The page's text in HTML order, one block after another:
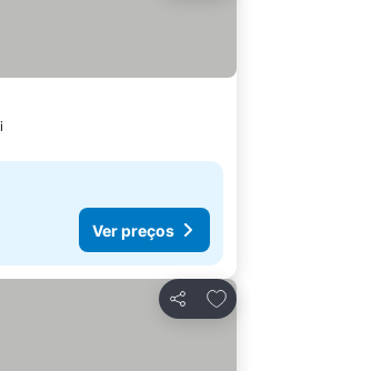
Ver preços
Partilhar
Adicionar aos favoritos